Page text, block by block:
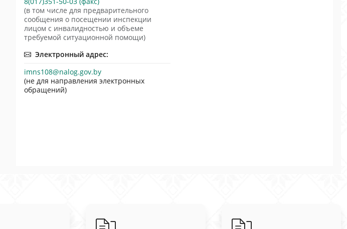
(в том числе для предварительного
сообщения о посещении инспекции
лицом с инвалидностью и объеме
требуемой ситуационной помощи)
Электронный адрес:
imns108@nalog.gov.by
(не для направления электронных
обращений)